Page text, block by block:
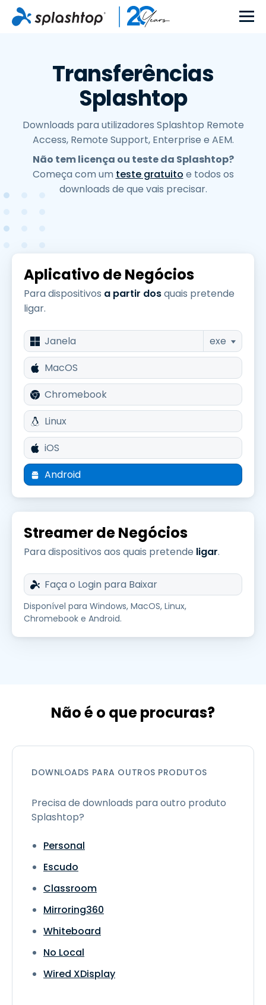
Transferências
Splashtop
Downloads para utilizadores Splashtop Remote
Access, Remote Support, Enterprise e AEM.
Não tem licença ou teste da Splashtop?
Começa com um teste gratuito e todos os
downloads de que vais precisar.
Aplicativo de Negócios
Para dispositivos a partir dosquais pretende
ligar.
Janela
exe
MacOS
Chromebook
Linux
iOS
Android
Streamer de Negócios
Para dispositivos aos quais pretende ligar.
Faça o Login para Baixar
Disponível para Windows, MacOS, Linux,
Chromebook e Android.
Não é o que procuras?
DOWNLOADS PARA OUTROS PRODUTOS
Precisa de downloads para outro produto
Splashtop?
Personal
Escudo
Classroom
Mirroring360
Whiteboard
No Local
Wired XDisplay